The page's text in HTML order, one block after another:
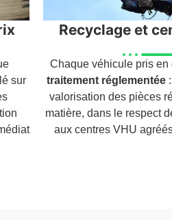
sur
Recyclage et
Chaque véhicule pris en
traitement réglementée
valorisation des pièces
matière, dans le respect
aux centres VHU